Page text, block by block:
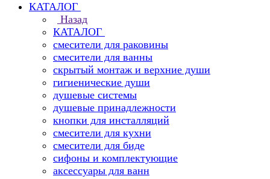
КАТАЛОГ
Назад
КАТАЛОГ
смесители для раковины
смесители для ванны
скрытый монтаж и верхние души
гигиенические души
душевые системы
душевые принадлежности
кнопки для инсталляций
смесители для кухни
смесители для биде
сифоны и комплектующие
аксессуары для ванн